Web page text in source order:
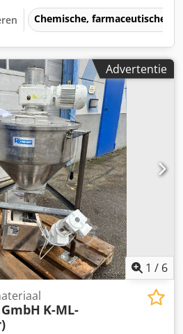
Chemische, farmaceutische
Advertentie
1 / 6
K-ML-